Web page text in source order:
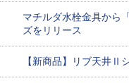
マチルダ水栓金具から
ズをリリース
【新商品】リブ天井Ⅱ